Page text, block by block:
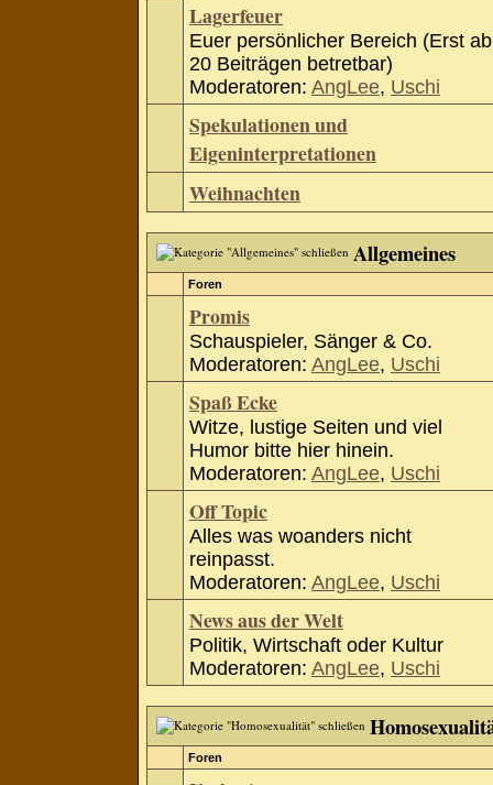
Lagerfeuer
Euer persönlicher Bereich (Erst ab
20 Beiträgen betretbar)
Moderatoren: AngLee, Uschi
Spekulationen und
Eigeninterpretationen
Weihnachten
Allgemeines
Foren
Promis
Schauspieler, Sänger & Co.
Moderatoren: AngLee, Uschi
Spaß Ecke
Witze, lustige Seiten und viel
Humor bitte hier hinein.
Moderatoren: AngLee, Uschi
Off Topic
Alles was woanders nicht
reinpasst.
Moderatoren: AngLee, Uschi
News aus der Welt
Politik, Wirtschaft oder Kultur
Moderatoren: AngLee, Uschi
Foren